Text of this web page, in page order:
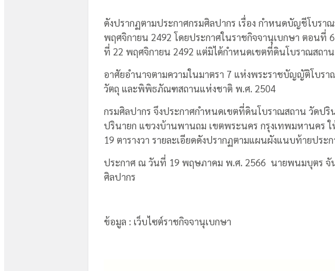
ดังปรากฏตามประกาศกรมศิลปากร เรื่อง กำหนดบัญชีโบรา
พฤศจิกายน 2492 โดยประกาศในราชกิจจานุเบกษา ตอนที่
ที่ 22 พฤศจิกายน 2492 แต่มิได้กำหนดเขตที่ดินโบราณสถา
อาศัยอำนาจตามความในมาตรา 7 แห่งพระราชบัญญัติโบร
วัตถุ และพิพิธภัณฑสถานแห่งชาติ พ.ศ. 2504
กรมศิลปากร จึงประกาศกำหนดเขตที่ดินโบราณสถาน วัดปริ
ปรินายก แขวงบ้านพานถม เขตพระนคร กรุงเทพมหานคร
19 ตารางวา รายละเอียดดังปรากฏตามแผนผังแนบท้ายประ
ประกาศ ณ วันที่ 19 พฤษภาคม พ.ศ. 2566 นายพนมบุตร จั
ศิลปากร
ข้อมูล : เว็บไซต์ราชกิจจานุเบกษา